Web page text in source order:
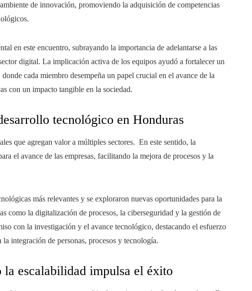
de innovación, promoviendo la adquisición de competencias
en este encuentro, subrayando la importancia de adelantarse a las
digital. La implicación activa de los equipos ayudó a fortalecer un
cada miembro desempeña un papel crucial en el avance de la
con un impacto tangible en la sociedad.
tecnológico en Honduras
que agregan valor a múltiples sectores. En este sentido, la
el avance de las empresas, facilitando la mejora de procesos y la
más relevantes y se exploraron nuevas oportunidades para la
como la digitalización de procesos, la ciberseguridad y la gestión de
con la investigación y el avance tecnológico, destacando el esfuerzo
integración de personas, procesos y tecnología.
escalabilidad impulsa el éxito